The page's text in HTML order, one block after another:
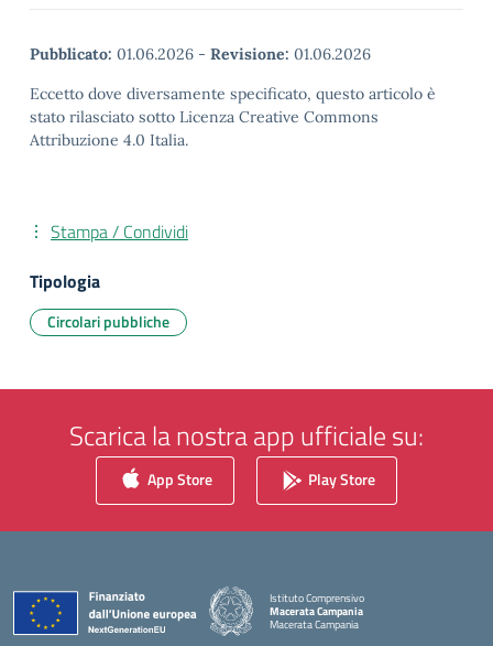
Pubblicato: 01.06.2026 - Revisione: 01.06.2026
Eccetto dove diversamente specificato, questo articolo è
stato rilasciato sotto Licenza Creative Commons
Attribuzione 4.0 Italia.
Stampa / Condividi
Tipologia
Circolari pubbliche
Scarica la nostra app ufficiale su:
App Store Play Store
Istituto Comprensivo
Macerata Campania
Macerata Campania
— Visita la pagina iniziale della scuola